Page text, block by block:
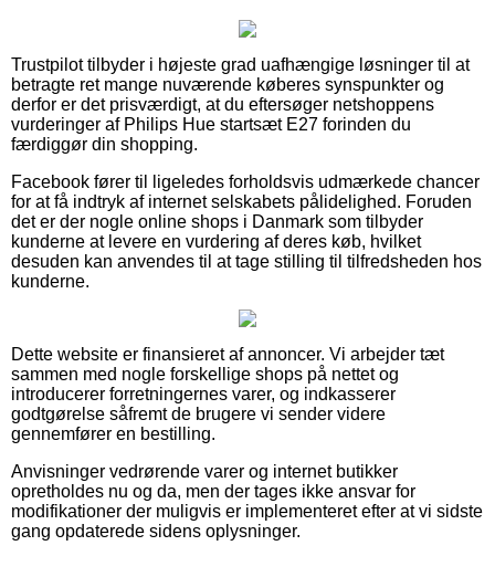
Trustpilot tilbyder i højeste grad uafhængige løsninger til at
betragte ret mange nuværende køberes synspunkter og
derfor er det prisværdigt, at du eftersøger netshoppens
vurderinger af Philips Hue startsæt E27 forinden du
færdiggør din shopping.
Facebook fører til ligeledes forholdsvis udmærkede chancer
for at få indtryk af internet selskabets pålidelighed. Foruden
det er der nogle online shops i Danmark som tilbyder
kunderne at levere en vurdering af deres køb, hvilket
desuden kan anvendes til at tage stilling til tilfredsheden hos
kunderne.
Dette website er finansieret af annoncer. Vi arbejder tæt
sammen med nogle forskellige shops på nettet og
introducerer forretningernes varer, og indkasserer
godtgørelse såfremt de brugere vi sender videre
gennemfører en bestilling.
Anvisninger vedrørende varer og internet butikker
opretholdes nu og da, men der tages ikke ansvar for
modifikationer der muligvis er implementeret efter at vi sidste
gang opdaterede sidens oplysninger.